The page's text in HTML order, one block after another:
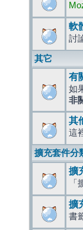
軟
討
其它
有
如
非
其
這
擴充套件分
擴
擴
書